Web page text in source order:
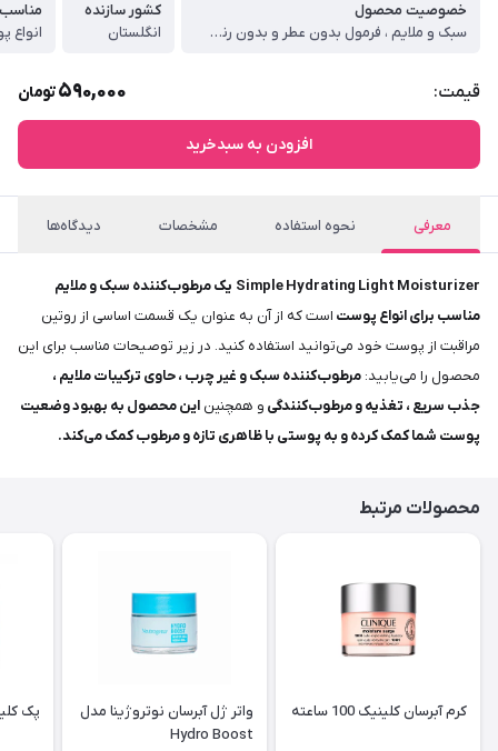
خصوصیت محصول
سبک و ملایم ، فرمول بدون عطر و بدون رنگ ، جذب سریع
کشور سازنده
انگلستان
مناسب
قیمت: 590,000تومان
افزودن به سبدخرید
معرفی نحوه استفاده مشخصات دیدگاه‌ها
Simple Hydrating Light Moisturizer یک مرطوب‌کننده سبک و ملایم
مناسب برای انواع پوست است که از آن به عنوان یک قسمت اساسی از روتین
مراقبت از پوست خود می‌توانید استفاده کنید. در زیر توصیحات مناسب برای این
محصول را می‌یابید: مرطوب‌کننده سبک و غیر چرب ، حاوی ترکیبات ملایم ،
جذب سریع ، تغذیه و مرطوب‌کنندگی و همچنین این محصول به بهبود وضعیت
پوست شما کمک کرده و به پوستی با ظاهری تازه و مرطوب کمک می‌کند.
محصولات مرتبط
کرم آبرسان کلینیک 100 ساعته
واتر ژل آبرسان نوتروژینا مدل
Hydro Boost
پک